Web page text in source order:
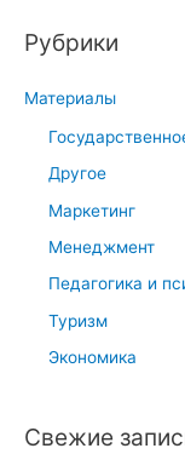
с
:
Рубрики
Материалы
Другое
Маркетинг
Менеджмент
Педагогика и
Туризм
Экономика
Свежие